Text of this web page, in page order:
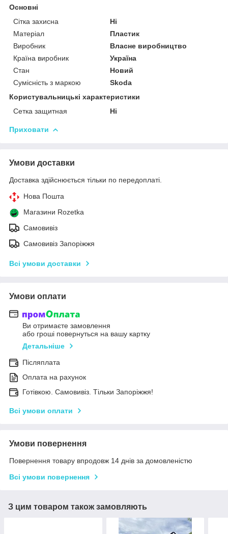
Основні
Сітка захисна
Ні
Матеріал
Пластик
Виробник
Власне виробництво
Країна виробник
Україна
Стан
Новий
Сумісність з маркою
Skoda
Користувальницькі характеристики
Сетка защитная
Ні
Приховати
Умови доставки
Доставка здійснюється тільки по передоплаті.
Нова Пошта
Магазини Rozetka
Самовивіз
Самовивіз Запоріжжя
Всі умови доставки
Умови оплати
Ви отримаєте замовлення
або гроші повернуться на вашу картку
Детальніше
Післяплата
Оплата на рахунок
Готівкою. Самовивіз. Тільки Запоріжжя!
Всі умови оплати
Умови повернення
Повернення товару впродовж 14 днів за домовленістю
Всі умови повернення
З цим товаром також замовляють